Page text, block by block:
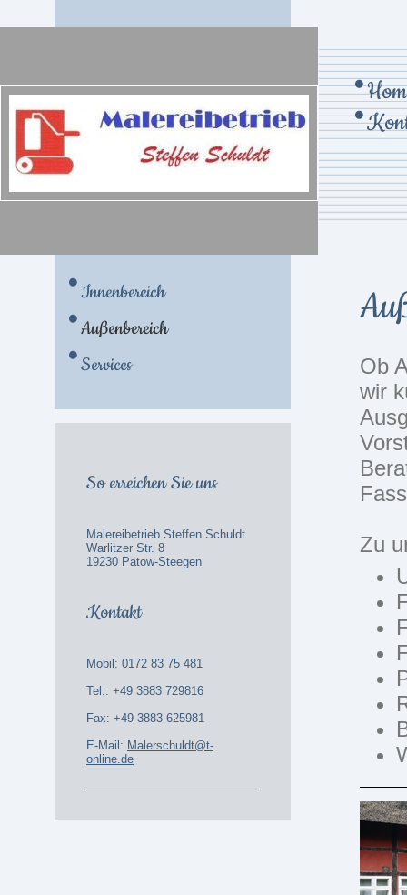
Innenbereich
Außenbereich
Services
So erreichen Sie uns
Malereibetrieb Steffen Schuldt
Warlitzer Str. 8
19230 Pätow-Steegen
Kontakt
Mobil: 0172 83 75 481
Tel.: +49 3883 729816
Fax: +49 3883 625981
E-Mail: Malerschuldt@t-
online.de
Ob
wir
Zu